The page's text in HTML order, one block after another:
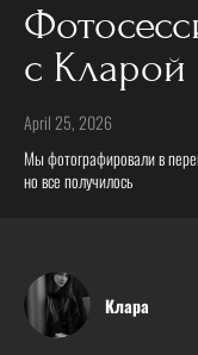
с Кларой
April 25, 2026
Мы фотографировали в
но все получилось
Клара